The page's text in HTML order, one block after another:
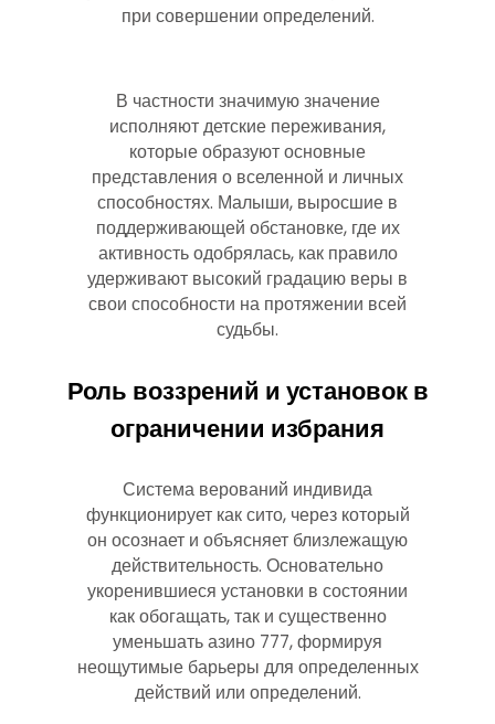
при совершении определений.
В частности значимую значение
исполняют детские переживания,
которые образуют основные
представления о вселенной и личных
способностях. Малыши, выросшие в
поддерживающей обстановке, где их
активность одобрялась, как правило
удерживают высокий градацию веры в
свои способности на протяжении всей
судьбы.
Роль воззрений и установок в
ограничении избрания
Система верований индивида
функционирует как сито, через который
он осознает и объясняет близлежащую
действительность. Основательно
укоренившиеся установки в состоянии
как обогащать, так и существенно
уменьшать азино 777, формируя
неощутимые барьеры для определенных
действий или определений.